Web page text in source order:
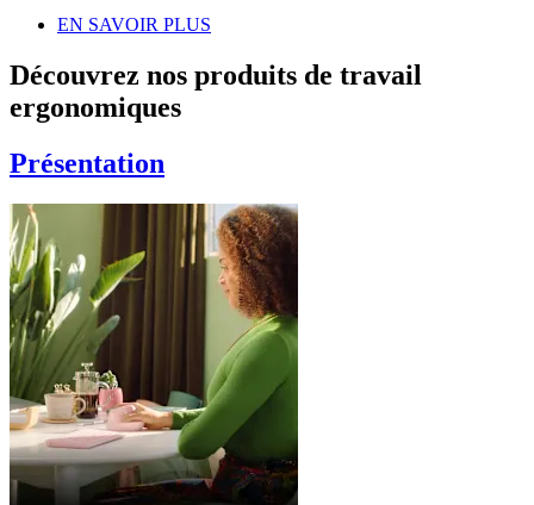
EN SAVOIR PLUS
Découvrez nos produits de travail
ergonomiques
Présentation